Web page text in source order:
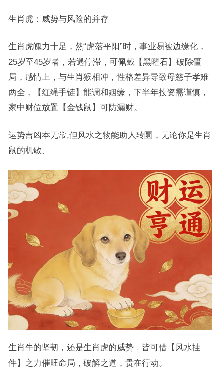
生肖虎：威势与风险的并存
生肖虎魄力十足，然“虎落平阳”时，事业易被边缘化，
25岁至45岁者，若遇停滞，可佩戴【黑曜石】破除僵
局，感情上，与生肖猴相冲，性格差异导致母慈子孝难
两全，【红绳手链】能调和姻缘，下半年投资需谨慎，
家中财位放置【金钱鼠】可防漏财。
运势吉凶本无常,但风水之物能助人转圜，无论你是生肖
鼠的机敏、
生肖牛的坚韧，还是生肖虎的威势，皆可借【风水挂
件】之力催旺命局，破解之道，贵在行动。